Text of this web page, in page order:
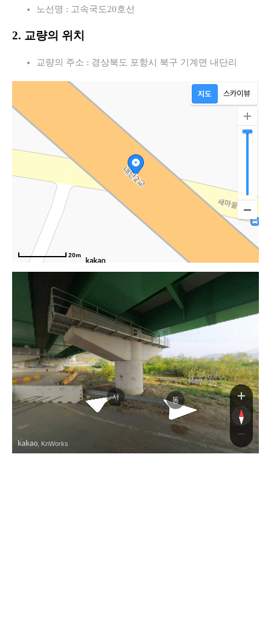
노선명 : 고속국도20호선
2. 교량의 위치
교량의 주소 : 경상북도 포항시 북구 기계면 내단리
20m
새마
새마
서 동
, KnWorks